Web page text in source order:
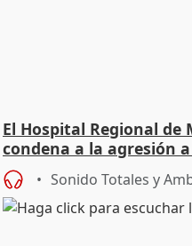
El Hospital Regional de
condena a la agresión
Urgencias
Sonido Totales y